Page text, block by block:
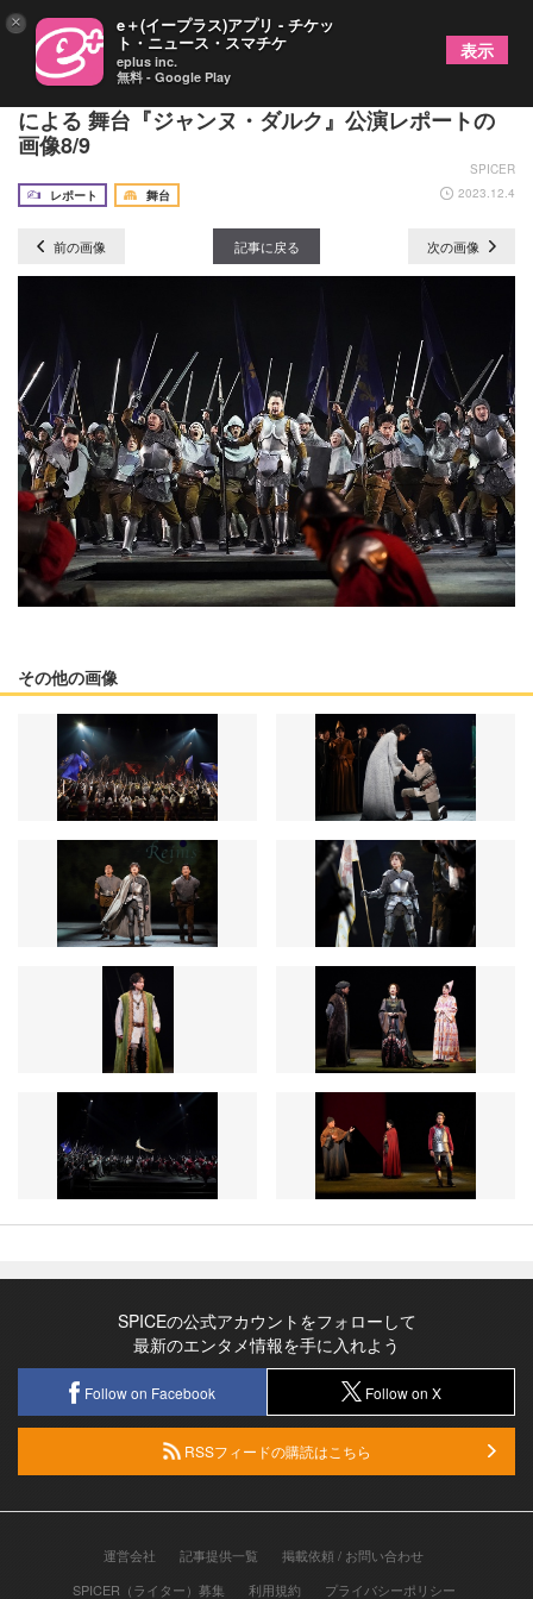
9年ぶりの再演がスタート 清原果耶、小関裕太ら
による 舞台『ジャンヌ・ダルク』公演レポートの
画像8/9
SPICER
レポート
舞台 2023.12.4
前の画像 記事に戻る 次の画像
その他の画像
SPICEの公式アカウントをフォローして
最新のエンタメ情報を手に入れよう
Follow on Facebook Follow on X
RSSフィードの購読はこちら
運営会社 記事提供一覧
掲載依頼 / お問い合わせ
SPICER（ライター）募集
利用規約 プライバシーポリシー
× e＋(イープラス)アプリ - チケッ
ト・ニュース・スマチケ
eplus inc.
無料 - Google Play
表示